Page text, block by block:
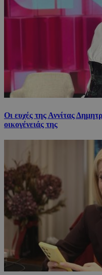
Οι ευχές της Αννίτας
οικογένειάς της